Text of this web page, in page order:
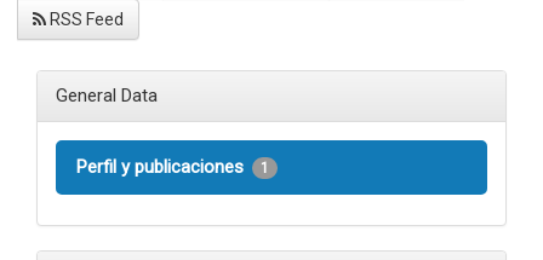
RSS Feed
General Data
Perfil y publicaciones 1